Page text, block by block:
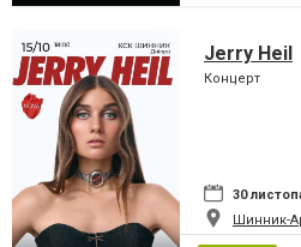
Jerry Heil
Концерт
30
Шинник-